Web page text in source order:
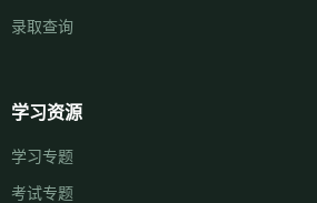
录取查询
学习资源
学习专题
考试专题